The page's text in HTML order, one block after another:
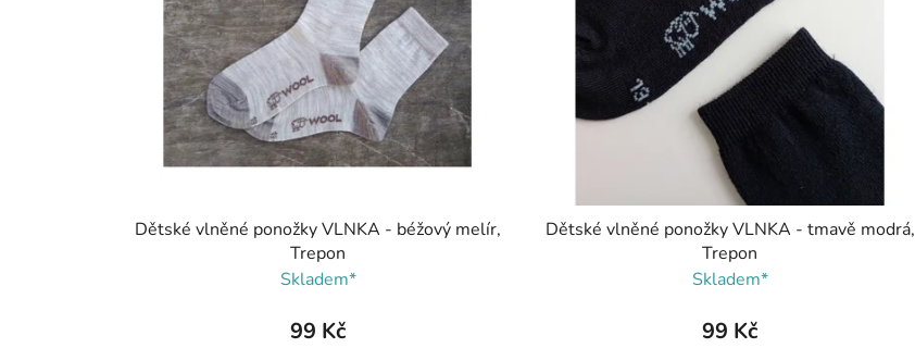
Dětské vlněné ponožky VLNKA - béžový melír,
Trepon
Skladem*
99 Kč
Dětské vlněné ponožky VLNKA - tmavě modrá,
Trepon
Skladem*
99 Kč